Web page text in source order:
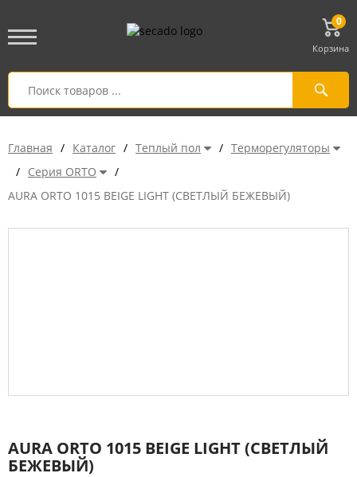
0
Корзина
Главная / Каталог / Теплый пол / Терморегуляторы
/ Серия ORTO
/
AURA ORTO 1015 BEIGE LIGHT (СВЕТЛЫЙ БЕЖЕВЫЙ)
AURA ORTO 1015 BEIGE LIGHT (СВЕТЛЫЙ
БЕЖЕВЫЙ)